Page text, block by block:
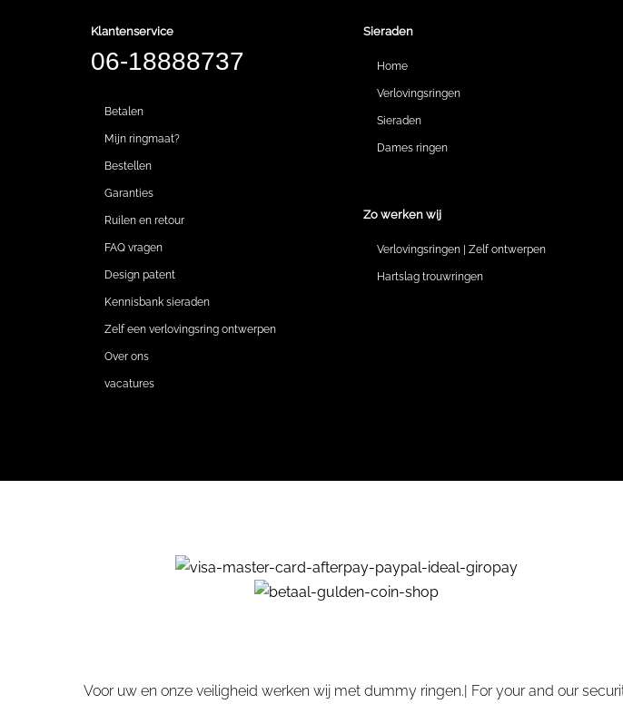
Klantenservice
06-18888737
Betalen
Mijn ringmaat?
Bestellen
Garanties
Ruilen en retour
FAQ vragen
Design patent
Kennisbank sieraden
Zelf een verlovingsring ontwerpen
Over ons
vacatures
Sieraden
Home
Verlovingsringen
Sieraden
Dames ringen
Zo werken wij
Verlovingsringen | Zelf ontwerpen
Hartslag trouwringen
Voor uw en onze veiligheid werken wij met dummy ringen.| For your and our